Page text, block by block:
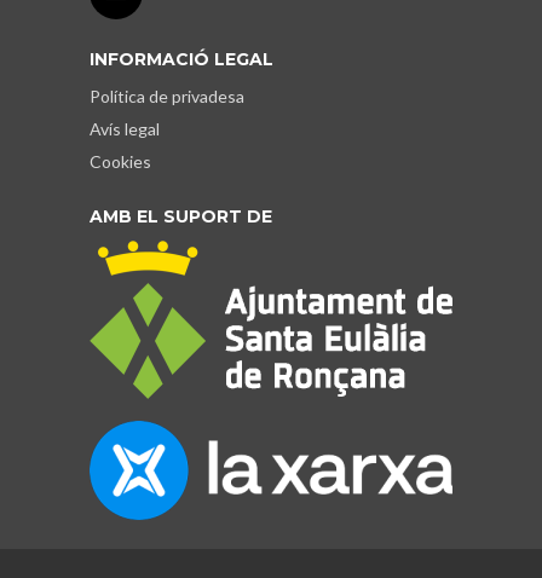
INFORMACIÓ LEGAL
Política de privadesa
Avís legal
Cookies
AMB EL SUPORT DE